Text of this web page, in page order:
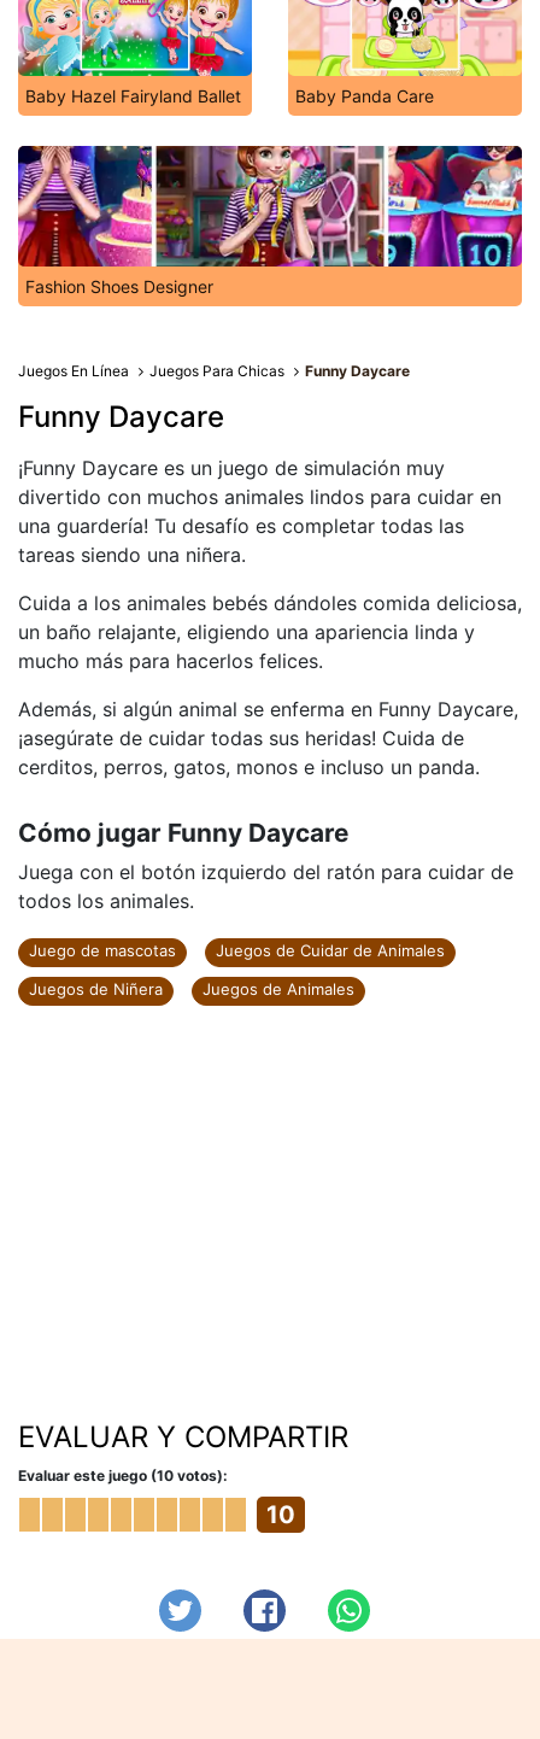
Baby Hazel Fairyland Ballet Baby Panda Care
Fashion Shoes Designer
Juegos En Línea Juegos Para Chicas Funny Daycare
Funny Daycare
¡Funny Daycare es un juego de simulación muy
divertido con muchos animales lindos para cuidar en
una guardería! Tu desafío es completar todas las
tareas siendo una niñera.
Cuida a los animales bebés dándoles comida deliciosa,
un baño relajante, eligiendo una apariencia linda y
mucho más para hacerlos felices.
Además, si algún animal se enferma en Funny Daycare,
¡asegúrate de cuidar todas sus heridas! Cuida de
cerditos, perros, gatos, monos e incluso un panda.
Cómo jugar Funny Daycare
Juega con el botón izquierdo del ratón para cuidar de
todos los animales.
Juego de mascotas
Juegos de Cuidar de Animales
Juegos de Niñera
Juegos de Animales
EVALUAR Y COMPARTIR
Evaluar este juego (10 votos):
10